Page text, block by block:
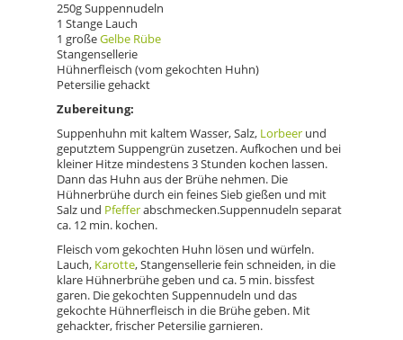
250g Suppennudeln
1 Stange Lauch
1 großeGelbe Rübe
Stangensellerie
Hühnerfleisch (vom gekochten Huhn)
Petersilie gehackt
Zubereitung:
Suppenhuhn mit kaltem Wasser, Salz, Lorbeer und
geputztem Suppengrün zusetzen. Aufkochen und bei
kleiner Hitze mindestens 3 Stunden kochen lassen.
Dann das Huhn aus der Brühe nehmen. Die
Hühnerbrühe durch ein feines Sieb gießen und mit
Salz und Pfefferabschmecken.Suppennudeln separat
ca. 12 min. kochen.
Fleisch vom gekochten Huhn lösen und würfeln.
Lauch, Karotte, Stangensellerie fein schneiden, in die
klare Hühnerbrühe geben und ca. 5 min. bissfest
garen. Die gekochten Suppennudeln und das
gekochte Hühnerfleisch in die Brühe geben. Mit
gehackter, frischer Petersilie garnieren.